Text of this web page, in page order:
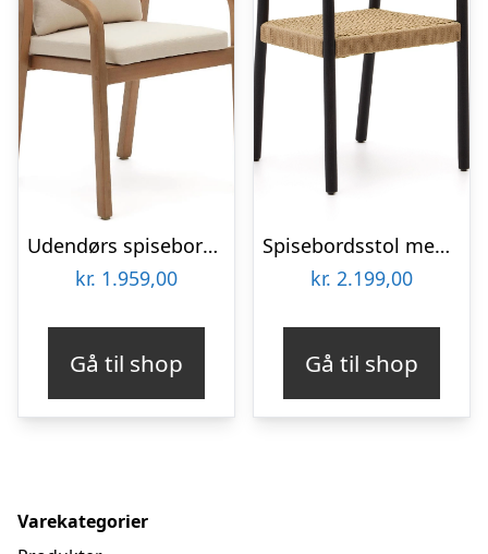
Udendørs spisebordsstol med armlæn Kave Home Malaret i eukalyptustræ og håndvævet snor UV-resistent havestol beige/natur H75ÃB58ÃL65 cm
kr. 1.959,00
Gå til shop
Spisebordsstol med armlæn Kave Home Yalia sortmalet egetræ håndflettet papirreb
kr. 2.199,00
Gå til shop
Varekategorier